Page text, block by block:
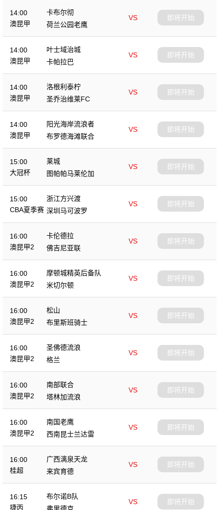
14:00
澳昆甲
卡布尔彻
VS
荷兰公园老鹰
即将开始
14:00
澳昆甲
叶士域治城
VS
卡帕拉巴
即将开始
14:00
澳昆甲
洛根利泰柠
VS
圣乔治维莱FC
即将开始
14:00
澳昆甲
阳光海岸流浪者
VS
布罗德海滩联合
即将开始
15:00
大冠杯
莱城
VS
图帕帕马莱伦加
即将开始
15:00
CBA夏季赛
浙江方兴渡
VS
深圳马可波罗
即将开始
16:00
澳昆甲2
卡伦德拉
VS
佛吉尼亚联
即将开始
16:00
澳昆甲2
摩顿城精英后备队
VS
米切尔顿
即将开始
16:00
澳昆甲2
松山
VS
布里斯班骑士
即将开始
16:00
澳昆甲2
圣佛德流浪
VS
格兰
即将开始
16:00
澳昆甲2
南部联合
VS
塔林加流浪
即将开始
16:00
澳昆甲2
南国老鹰
VS
西南昆士兰达雷
即将开始
16:00
桂超
广西漓泉天龙
VS
来宾育德
即将开始
16:15
捷丙
布尔诺B队
VS
即将开始